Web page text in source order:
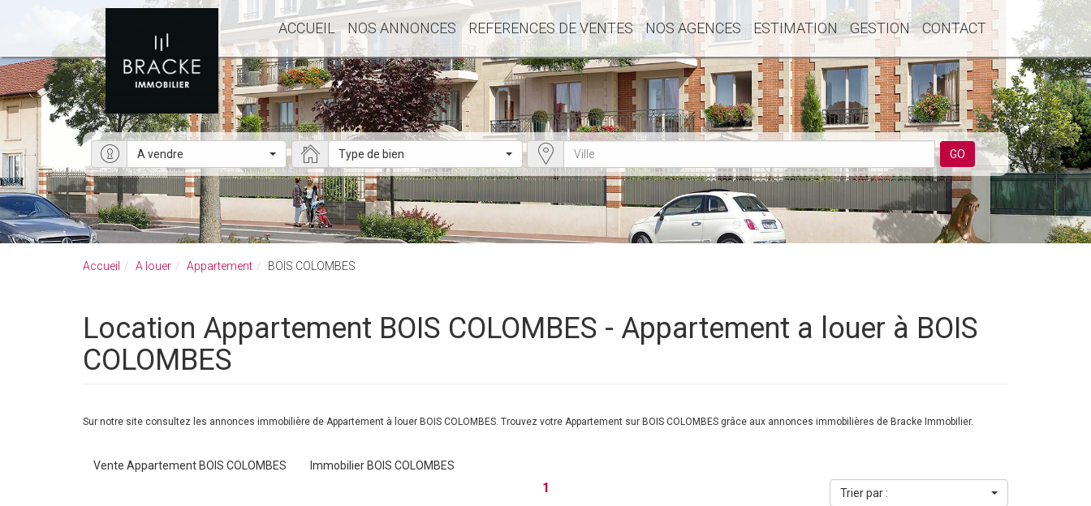
ACCUEIL NOS ANNONCES REFERENCES DE VENTES NOS AGENCES ESTIMATION GESTION CONTACT
A vendre Type de bien GO
Accueil A louer Appartement BOIS COLOMBES
Location Appartement BOIS COLOMBES - Appartement a louer à BOIS
COLOMBES
Sur notre site consultez les annonces immobilière de Appartement à louer BOIS COLOMBES. Trouvez votre Appartement sur BOIS COLOMBES grâce aux annonces immobilières de Bracke Immobilier.
Vente Appartement BOIS COLOMBES Immobilier BOIS COLOMBES
1 Trier par :